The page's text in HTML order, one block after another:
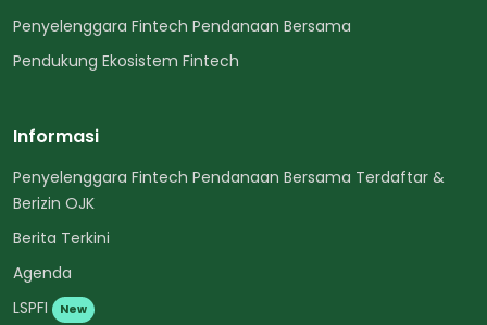
Penyelenggara Fintech Pendanaan Bersama
Pendukung Ekosistem Fintech
Informasi
Penyelenggara Fintech Pendanaan Bersama Terdaftar &
Berizin OJK
Berita Terkini
Agenda
LSPFI
New